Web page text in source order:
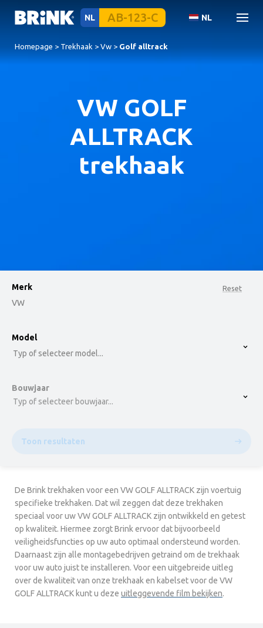
NL NL
Homepage > Trekhaak > Vw > Golf alltrack
VW GOLF
ALLTRACK
trekhaak
Reset
Merk
VW
option , selected.
Model
Typ of selecteer model...
Bouwjaar
Typ of selecteer bouwjaar...
Toon resultaten
De Brink trekhaken voor een VW GOLF ALLTRACK zijn voertuig
specifieke trekhaken. Dat wil zeggen dat deze trekhaken
speciaal voor uw VW GOLF ALLTRACK zijn ontwikkeld en getest
op kwaliteit. Hiermee zorgt Brink ervoor dat bijvoorbeeld
veiligheidsfuncties op uw auto optimaal ondersteund worden.
Daarnaast zijn alle montagebedrijven getraind om de trekhaak
voor uw auto juist te installeren. Voor een uitgebreide uitleg
over de kwaliteit van onze trekhaak en kabelset voor de VW
GOLF ALLTRACK kunt u deze uitleggevende film bekijken.